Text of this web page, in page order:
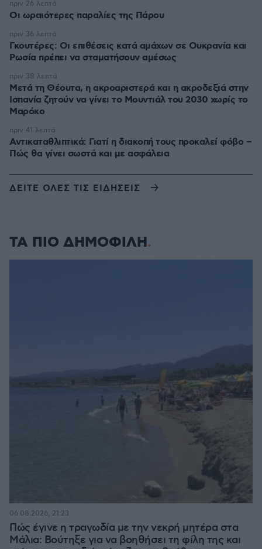
Οι ωραιότερες παραλίες της Πάρου
πριν 26 λεπτά
Γκουτέρες: Οι επιθέσεις κατά αμάχων σε Ουκρανία και
Ρωσία πρέπει να σταματήσουν αμέσως
πριν 36 λεπτά
Μετά τη Θέουτα, η ακροαριστερά και η ακροδεξιά στην
Ισπανία ζητούν να γίνει το Μουντιάλ του 2030 χωρίς το
Μαρόκο
πριν 38 λεπτά
Αντικαταθλιπτικά: Γιατί η διακοπή τους προκαλεί φόβο –
Πώς θα γίνει σωστά και με ασφάλεια
πριν 41 λεπτά
ΔΕΙΤΕ ΟΛΕΣ ΤΙΣ ΕΙΔΗΣΕΙΣ
ΤΑ ΠΙΟ ΔΗΜΟΦΙΛΗ
Πώς έγινε η τραγωδία με την νεκρή μητέρα στα
Μάλια: Βούτηξε για να βοηθήσει τη φίλη της και
06.08.2026, 21:23